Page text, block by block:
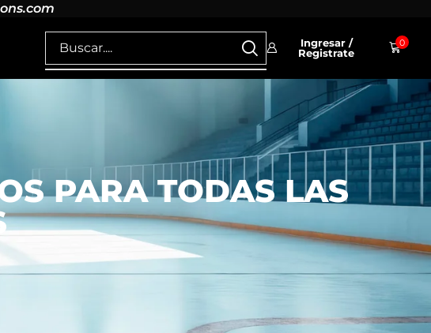
Ingresar /
Registrate
0
PARA TODAS LAS